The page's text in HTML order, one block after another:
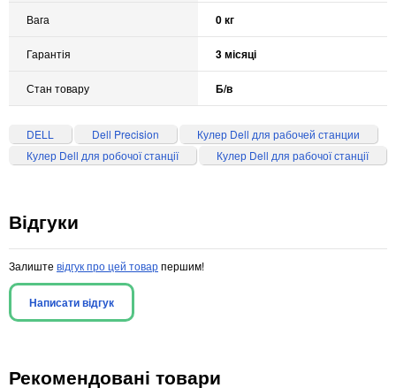
Вага 0 кг
Гарантія 3 місяці
Стан товару Б/в
DELL Dell Precision
Кулер Dell для рабочей станции
Кулер Dell для робочої станції
Кулер Dell для рабочої станції
Відгуки
Залиште відгук про цей товарпершим!
Написати відгук
Рекомендовані товари